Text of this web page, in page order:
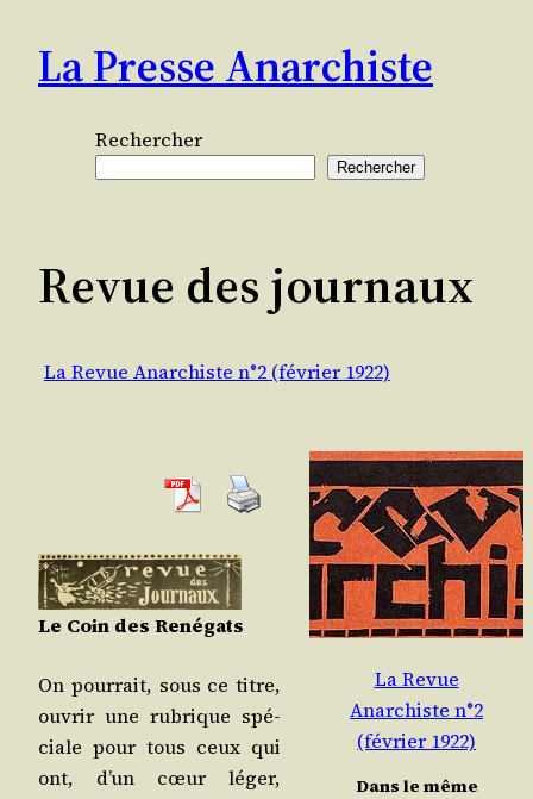
contenu
La Presse Anarchiste
Rechercher
Rechercher
Revue des journaux
La Revue Anarchiste n°2 (février 1922)
Le Coin des Renégats
On pour­rait, sous ce titre,
ouvrir une rubrique spé­
ciale pour tous ceux qui
ont, d’un cœur léger,
La Revue
Anarchiste n°2
(février 1922)
Dans le même